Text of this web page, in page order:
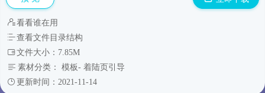
看看谁在用
查看文件目录结构
文件大小：7.85M
素材分类： 模板- 着陆页引导
更新时间：2021-11-14